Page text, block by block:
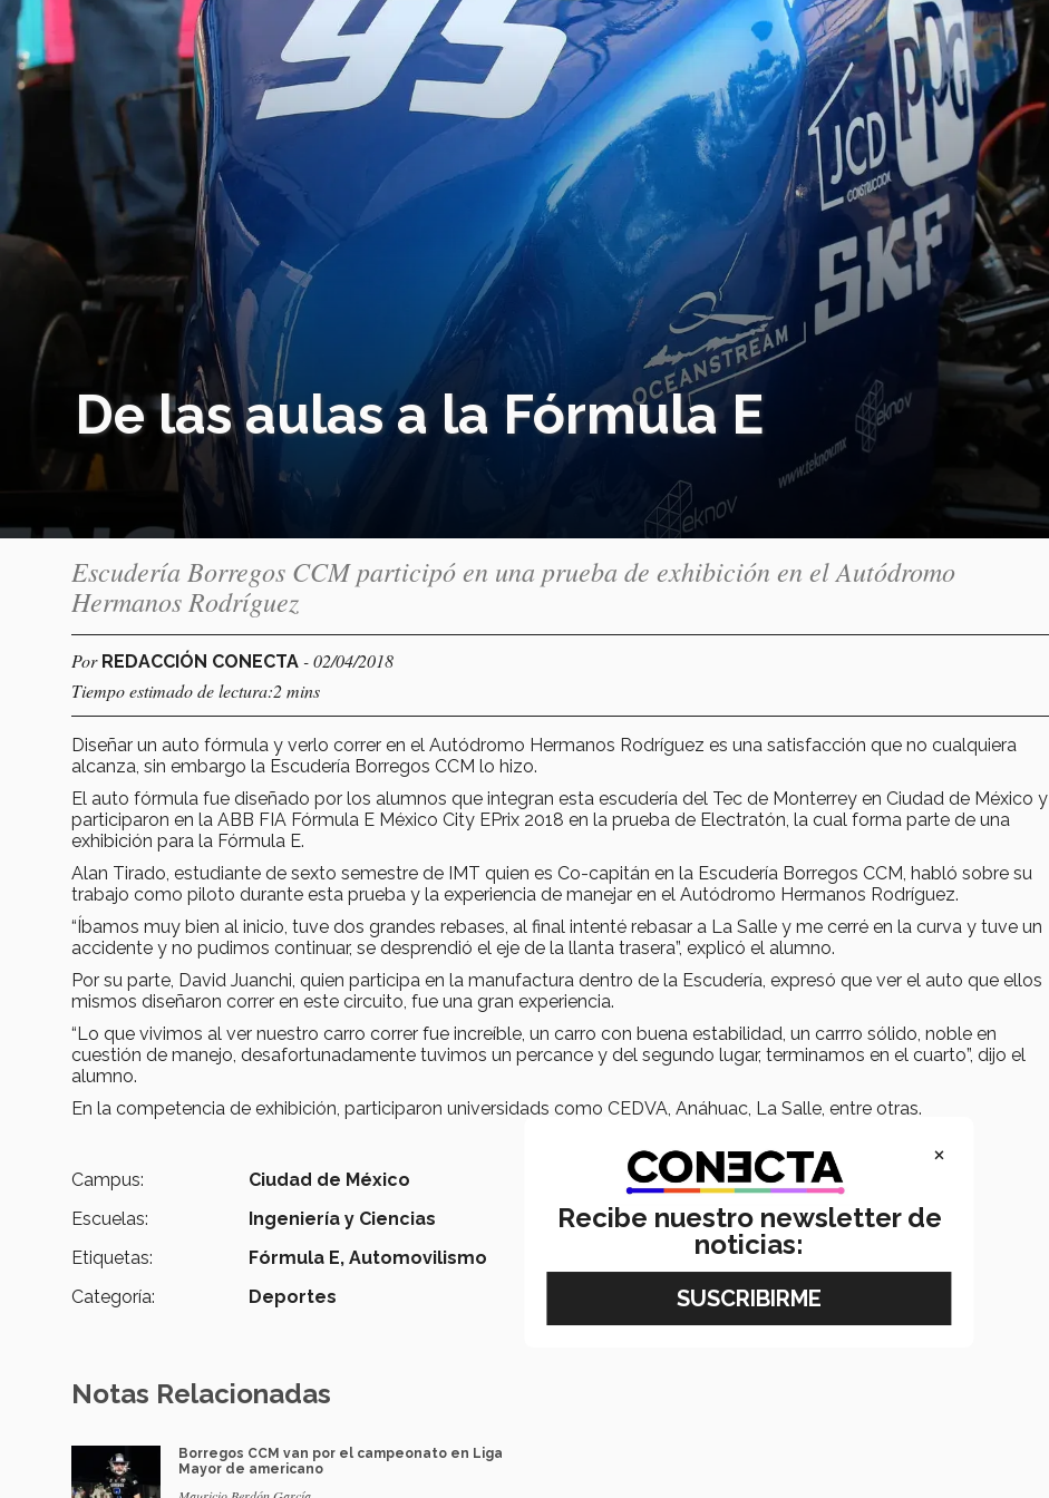
De las aulas a la Fórmula E
Escudería Borregos CCM participó en una prueba de exhibición en el Autódromo
Hermanos Rodríguez
Por REDACCIÓN CONECTA - 02/04/2018
Tiempo estimado de lectura:2 mins
Diseñar un auto fórmula y verlo correr en el Autódromo Hermanos Rodríguez es una satisfacción que no cualquiera
alcanza, sin embargo la Escudería Borregos CCM lo hizo.
El auto fórmula fue diseñado por los alumnos que integran esta escudería del Tec de Monterrey en Ciudad de México y
participaron en la ABB FIA Fórmula E México City EPrix 2018 en la prueba de Electratón, la cual forma parte de una
exhibición para la Fórmula E.
Alan Tirado, estudiante de sexto semestre de IMT quien es Co-capitán en la Escudería Borregos CCM, habló sobre su
trabajo como piloto durante esta prueba y la experiencia de manejar en el Autódromo Hermanos Rodríguez.
“Íbamos muy bien al inicio, tuve dos grandes rebases, al final intenté rebasar a La Salle y me cerré en la curva y tuve un
accidente y no pudimos continuar, se desprendió el eje de la llanta trasera”, explicó el alumno.
Por su parte, David Juanchi, quien participa en la manufactura dentro de la Escudería, expresó que ver el auto que ellos
mismos diseñaron correr en este circuito, fue una gran experiencia.
“Lo que vivimos al ver nuestro carro correr fue increíble, un carro con buena estabilidad, un carrro sólido, noble en
cuestión de manejo, desafortunadamente tuvimos un percance y del segundo lugar, terminamos en el cuarto”, dijo el
alumno.
En la competencia de exhibición, participaron universidads como CEDVA, Anáhuac, La Salle, entre otras.
Campus:
Ciudad de México
Escuelas:
Ingeniería y Ciencias
Etiquetas:
Fórmula E, Automovilismo
Categoría:
Deportes
Notas Relacionadas
Borregos CCM van por el campeonato en Liga
Mayor de americano
×
Recibe nuestro newsletter de
noticias: